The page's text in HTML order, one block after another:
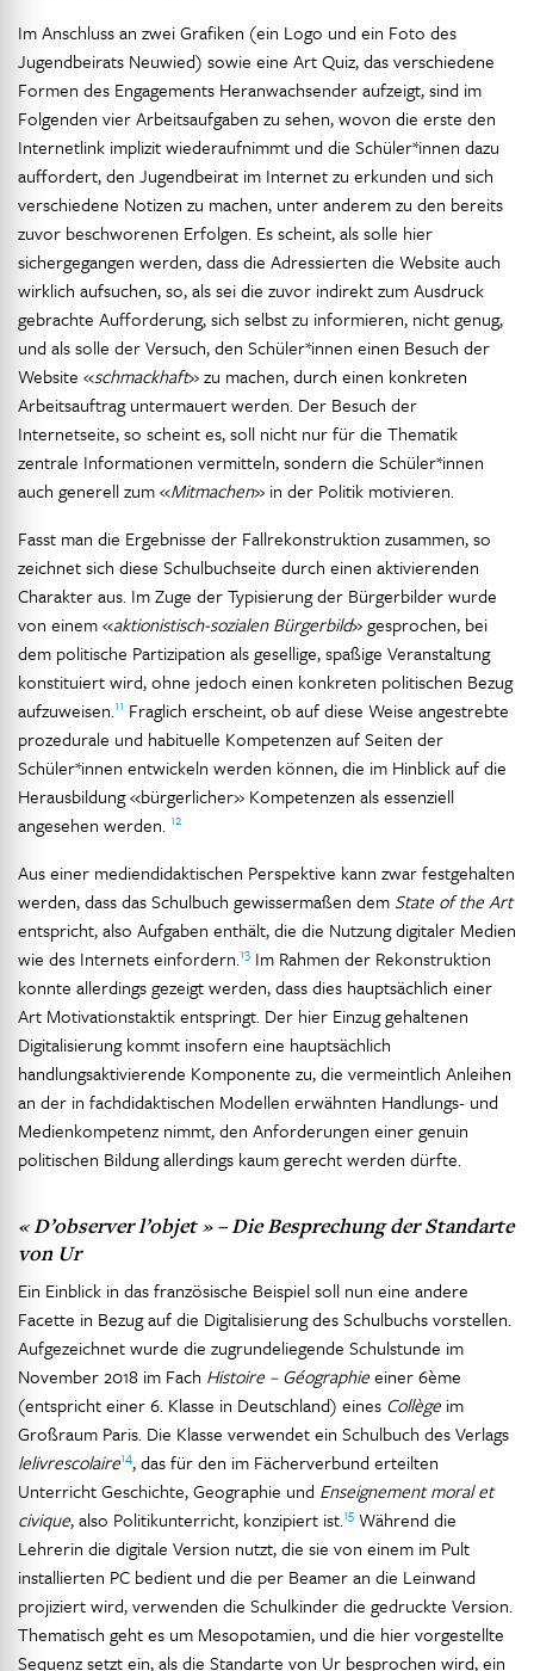
Im Anschluss an zwei Grafiken (ein Logo und ein Foto des
Jugendbeirats Neuwied) sowie eine Art Quiz, das verschiedene
Formen des Engagements Heranwachsender aufzeigt, sind im
Folgenden vier Arbeitsaufgaben zu sehen, wovon die erste den
Internetlink implizit wiederaufnimmt und die Schüler*innen dazu
auffordert, den Jugendbeirat im Internet zu erkunden und sich
verschiedene Notizen zu machen, unter anderem zu den bereits
zuvor beschworenen Erfolgen. Es scheint, als solle hier
sichergegangen werden, dass die Adressierten die Website auch
wirklich aufsuchen, so, als sei die zuvor indirekt zum Ausdruck
gebrachte Aufforderung, sich selbst zu informieren, nicht genug,
und als solle der Versuch, den Schüler*innen einen Besuch der
Website «schmackhaft» zu machen, durch einen konkreten
Arbeitsauftrag untermauert werden. Der Besuch der
Internetseite, so scheint es, soll nicht nur für die Thematik
zentrale Informationen vermitteln, sondern die Schüler*innen
auch generell zum «Mitmachen» in der Politik motivieren.
Fasst man die Ergebnisse der Fallrekonstruktion zusammen, so
zeichnet sich diese Schulbuchseite durch einen aktivierenden
Charakter aus. Im Zuge der Typisierung der Bürgerbilder wurde
von einem «aktionistisch-sozialen Bürgerbild» gesprochen, bei
dem politische Partizipation als gesellige, spaßige Veranstaltung
konstituiert wird, ohne jedoch einen konkreten politischen Bezug
aufzuweisen.11 Fraglich erscheint, ob auf diese Weise angestrebte
prozedurale und habituelle Kompetenzen auf Seiten der
Schüler*innen entwickeln werden können, die im Hinblick auf die
Herausbildung «bürgerlicher» Kompetenzen als essenziell
angesehen werden. 12
Aus einer mediendidaktischen Perspektive kann zwar festgehalten
werden, dass das Schulbuch gewissermaßen dem State of the Art
entspricht, also Aufgaben enthält, die die Nutzung digitaler Medien
wie des Internets einfordern.13 Im Rahmen der Rekonstruktion
konnte allerdings gezeigt werden, dass dies hauptsächlich einer
Art Motivationstaktik entspringt. Der hier Einzug gehaltenen
Digitalisierung kommt insofern eine hauptsächlich
handlungsaktivierende Komponente zu, die vermeintlich Anleihen
an der in fachdidaktischen Modellen erwähnten Handlungs- und
Medienkompetenz nimmt, den Anforderungen einer genuin
politischen Bildung allerdings kaum gerecht werden dürfte.
« D’observer l’objet » – Die Besprechung der Standarte
von Ur
Ein Einblick in das französische Beispiel soll nun eine andere
Facette in Bezug auf die Digitalisierung des Schulbuchs vorstellen.
Aufgezeichnet wurde die zugrundeliegende Schulstunde im
November 2018 im Fach Histoire – Géographieeiner 6ème
(entspricht einer 6. Klasse in Deutschland) eines Collège im
Großraum Paris. Die Klasse verwendet ein Schulbuch des Verlags
lelivrescolaire14, das für den im Fächerverbund erteilten
Unterricht Geschichte, Geographie und Enseignement moral et
civique, also Politikunterricht, konzipiert ist.15 Während die
Lehrerin die digitale Version nutzt, die sie von einem im Pult
installierten PC bedient und die per Beamer an die Leinwand
projiziert wird, verwenden die Schulkinder die gedruckte Version.
Thematisch geht es um Mesopotamien, und die hier vorgestellte
Sequenz setzt ein, als die Standarte von Ur besprochen wird, ein